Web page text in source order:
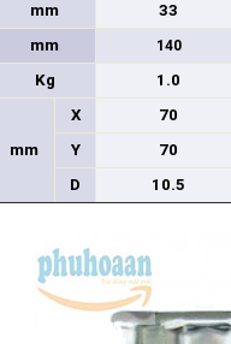
mm 33
mm 140
Kg 1.0
mm
X 70
Y
70
D
10.5